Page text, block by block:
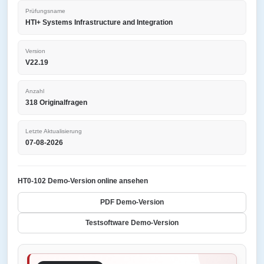
Prüfungsname
HTI+ Systems Infrastructure and Integration
Version
V22.19
Anzahl
318 Originalfragen
Letzte Aktualisierung
07-08-2026
HT0-102 Demo-Version online ansehen
PDF Demo-Version
Testsoftware Demo-Version